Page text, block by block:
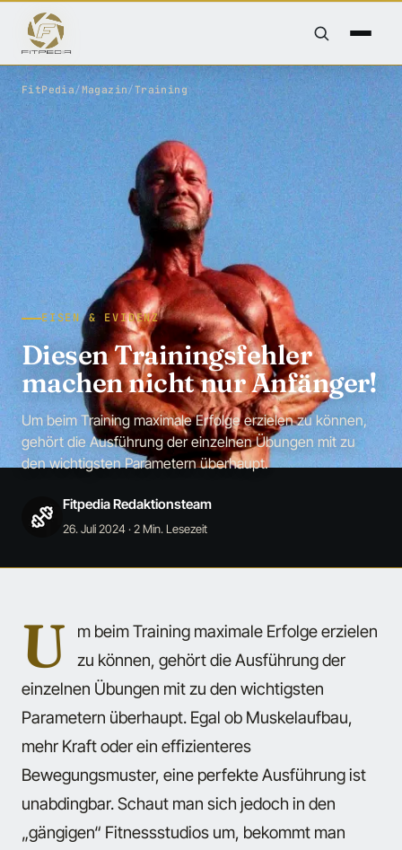
FitPedia/Magazin/Training
EISEN & EVIDENZ
Diesen Trainingsfehler
machen nicht nur Anfänger!
Um beim Training maximale Erfolge erzielen zu können,
gehört die Ausführung der einzelnen Übungen mit zu
den wichtigsten Parametern überhaupt.
Fitpedia Redaktionsteam
26. Juli 2024· 2 Min. Lesezeit
U
m beim Training maximale Erfolge erzielen
zu können, gehört die Ausführung der
einzelnen Übungen mit zu den wichtigsten
Parametern überhaupt. Egal ob Muskelaufbau,
mehr Kraft oder ein effizienteres
Bewegungsmuster, eine perfekte Ausführung ist
unabdingbar. Schaut man sich jedoch in den
„gängigen“ Fitnessstudios um, bekommt man